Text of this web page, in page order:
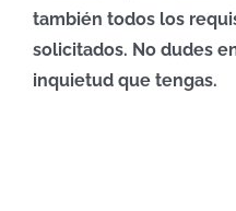
también todos los
solicitados. No dudes
inquietud que tengas.